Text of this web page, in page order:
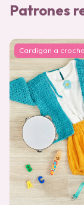
Patrones
Cardigan a